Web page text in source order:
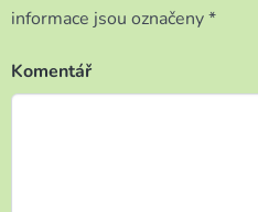
informace jsou označeny*
Komentář